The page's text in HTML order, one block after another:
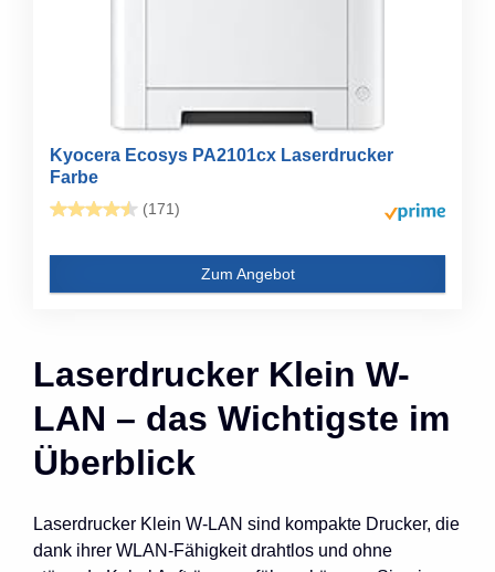
Kyocera Ecosys PA2101cx Laserdrucker
Farbe
(171)
Zum Angebot
Laserdrucker Klein W-
LAN – das Wichtigste im
Überblick
Laserdrucker Klein W-LAN sind kompakte Drucker, die
dank ihrer WLAN-Fähigkeit drahtlos und ohne